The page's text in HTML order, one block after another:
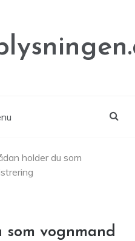
holder du som
vognmand